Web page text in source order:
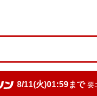
8/11(火)01:59まで 要